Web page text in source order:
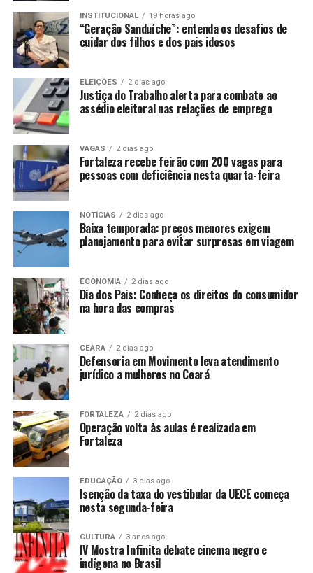
INSTITUCIONAL 19 horas ago
“Geração Sanduíche”: entenda os desafios de
cuidar dos filhos e dos pais idosos
ELEIÇÕES 2 dias ago
Justiça do Trabalho alerta para combate ao
assédio eleitoral nas relações de emprego
VAGAS 2 dias ago
Fortaleza recebe feirão com 200 vagas para
pessoas com deficiência nesta quarta-feira
NOTÍCIAS 2 dias ago
Baixa temporada: preços menores exigem
planejamento para evitar surpresas em viagem
ECONOMIA 2 dias ago
Dia dos Pais: Conheça os direitos do consumidor
na hora das compras
CEARÁ 2 dias ago
Defensoria em Movimento leva atendimento
jurídico a mulheres no Ceará
FORTALEZA 2 dias ago
Operação volta às aulas é realizada em
Fortaleza
EDUCAÇÃO 3 dias ago
Isenção da taxa do vestibular da UECE começa
nesta segunda-feira
CULTURA 3 anos ago
IV Mostra Infinita debate cinema negro e
indígena no Brasil